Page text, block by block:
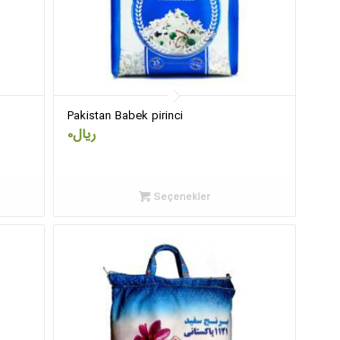
Pakistan Babek pirinci
ریال0
Seçenekler